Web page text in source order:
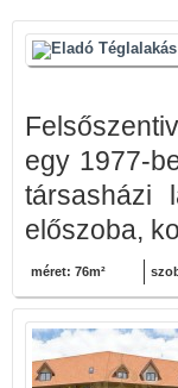
egy 1977-
társasházi
előszoba,
méret: 76m²